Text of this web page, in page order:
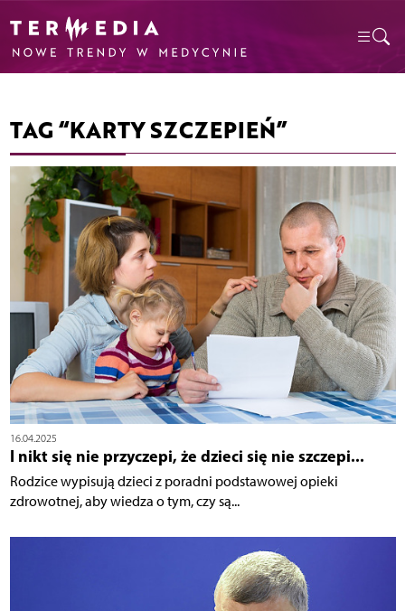
TAG “KARTY SZCZEPIEŃ”
16.04.2025
I nikt się nie przyczepi, że dzieci się nie szczepi...
Rodzice wypisują dzieci z poradni podstawowej opieki
zdrowotnej, aby wiedza o tym, czy są...